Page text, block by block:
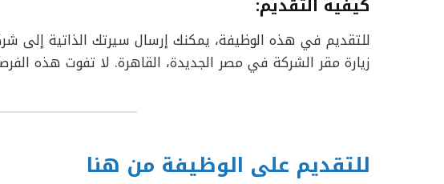
للتقديم في هذه الوظيفة، يمكنك إرسال سيرتك الذاتية إلى شركة
زيارة مقر الشركة في مصر الجديدة، القاهرة. لا تفوت هذه
للتقديم على الوظيفة من هنا